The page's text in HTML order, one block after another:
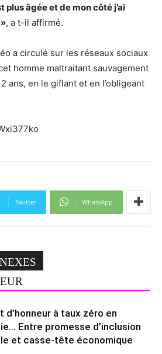
plus âgée et de mon côté j’ai
, a t-il affirmé.
a circulé sur les réseaux sociaux
homme maltraitant sauvagement
ans, en le giflant et en l’obligeant
Twitter WhatsApp
d’honneur à taux zéro en
Entre promesse d’inclusion
et casse-tête économique